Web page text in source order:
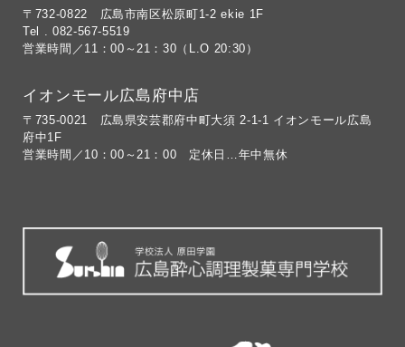
〒732-0822 広島市南区松原町1-2 ekie 1F
Tel . 082-567-5519
営業時間／11：00～21：30（L.O 20:30）
イオンモール広島府中店
〒735-0021 広島県安芸郡府中町大須 2-1-1 イオンモール広島
府中1F
営業時間／10：00～21：00 定休日…年中無休